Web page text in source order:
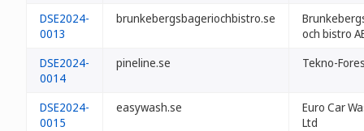
DSE2024-
0013
brunkebergsbageriochbistro.se
och bistro
DSE2024-
0014
pineline.se Tekno-
DSE2024-
0015
easywash.se
Euro Car
Ltd